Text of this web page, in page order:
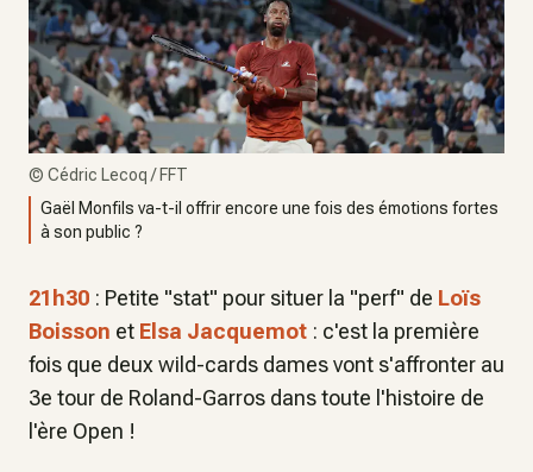
© Cédric Lecoq / FFT
Gaël Monfils va-t-il offrir encore une fois des émotions fortes
à son public ?
21h30 : Petite "stat" pour situer la "perf" de Loïs
Boisson et Elsa Jacquemot : c'est la première
fois que deux wild-cards dames vont s'affronter au
3e tour de Roland-Garros dans toute l'histoire de
l'ère Open !